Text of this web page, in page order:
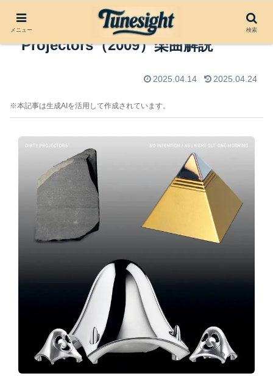
No Intention by Dirty
Projectors（2009）楽曲解説
2025.04.14 2025.04.24
※本記事は生成AIを活用して作成されています。
メニュー 検索